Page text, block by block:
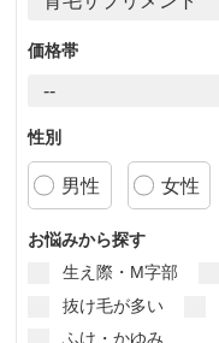
価格帯
性別
男性 女性
お悩みから探す
生え際・M字部
抜け毛が多い
ふけ・かゆみ